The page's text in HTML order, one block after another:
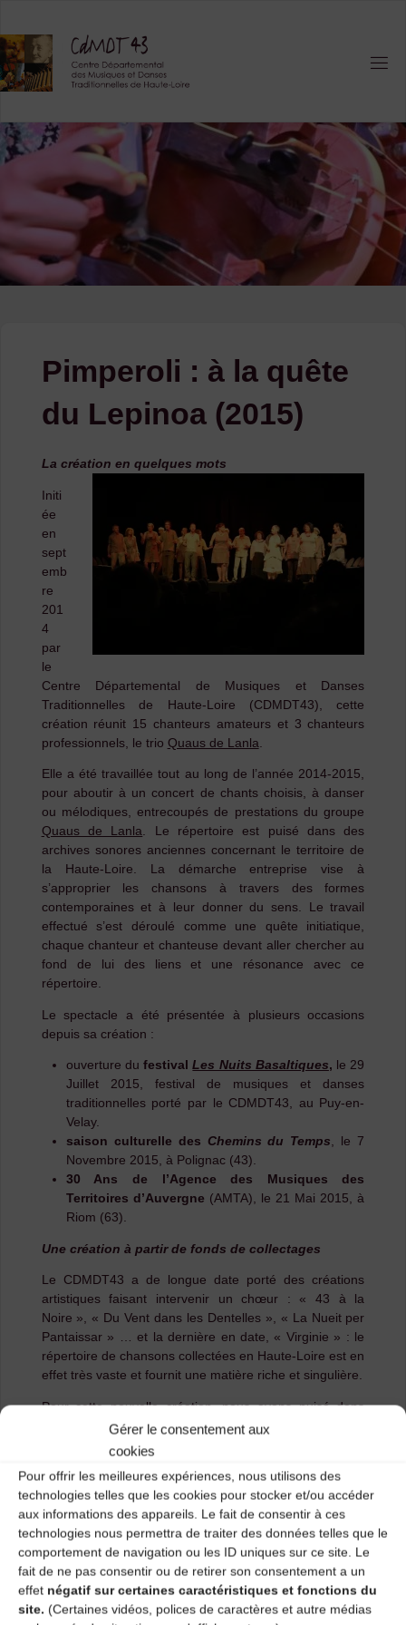
Gérer le consentement aux
cookies
Pour offrir les meilleures expériences, nous utilisons des
technologies telles que les cookies pour stocker et/ou accéder
aux informations des appareils. Le fait de consentir à ces
technologies nous permettra de traiter des données telles que le
comportement de navigation ou les ID uniques sur ce site. Le
fait de ne pas consentir ou de retirer son consentement a un
effet négatif sur certaines caractéristiques et fonctions du
site. (Certaines vidéos, polices de caractères et autre médias
content
Pimperoli : à la quête
du Lepinoa (2015)
La création en quelques mots
Initi
ée
en
sept
emb
re
201
4
par
le
Centre Départemental de Musiques et Danses
Traditionnelles de Haute-Loire (CDMDT43), cette
création réunit 15 chanteurs amateurs et 3 chanteurs
professionnels, le trio Quaus de Lanla
Elle a été travaillée tout au long de l’année 2014-2015,
pour aboutir à un concert de chants choisis, à danser
ou mélodiques, entrecoupés de prestations du groupe
Quaus de Lanla. Le répertoire est puisé dans des
archives sonores anciennes concernant le territoire de
la Haute-Loire. La démarche entreprise vise à
s’approprier les chansons à travers des formes
contemporaines et à leur donner du sens. Le travail
effectué s’est déroulé comme une quête initiatique,
chaque chanteur et chanteuse devant aller chercher au
fond de lui des liens et une résonance avec ce
répertoire.
Le spectacle a été présentée à plusieurs occasions
depuis sa création :
ouverture dufestivalLes Nuits Basaltiques, le 29
Juillet 2015, festival de musiques et danses
traditionnelles porté par le CDMDT43, au Puy-en-
Velay.
saison culturelle des Chemins du Temps, le 7
Novembre 2015, à Polignac (43).
30 Ans de l’Agence des Musiques des
Territoires d’Auvergne (AMTA), le 21 Mai 2015, à
Riom (63).
Une création à partir de fonds de collectages
Le CDMDT43 a de longue date porté des créations
artistiques faisant intervenir un chœur : « 43 à la
Noire », « Du Vent dans les Dentelles », « La Nueit per
Pantaissar » … et la dernière en date, « Virginie » : le
répertoire de chansons collectées en Haute-Loire est en
effet très vaste et fournit une matière riche et singulière.
Pour cette nouvelle création, nous avons puisé dans
deux fonds de collectages :le fonds Dumas
donné naissance à plusieurs créations ces dernières
de 1946 en Haute-Loire.
Le
fon
ds
Du
mas
repr